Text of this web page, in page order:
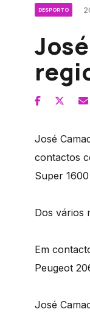
DESPORTO
José
contactos
Super
Dos vários
Em
Peugeot
José